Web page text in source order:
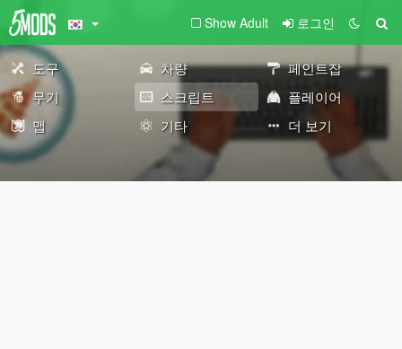
Show Adult 로그인
도구 차량
페인트잡
무기
스크립트
플레이어
맵
기타 더 보기